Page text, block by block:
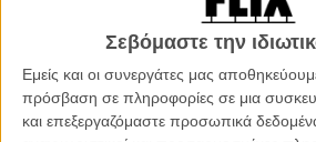
Σεβόμαστε την
Εμείς και οι συνεργάτες μας
πρόσβαση σε πληροφορίες σε μια
και επεξεργαζόμαστε προσωπικά
Προσθέστε το Flix στις
Google
Ο Κουέντιν Ταραντίνο είχε ντράβαλα με
Πρώτα έγραψε το σενάριο, μετά αυτό